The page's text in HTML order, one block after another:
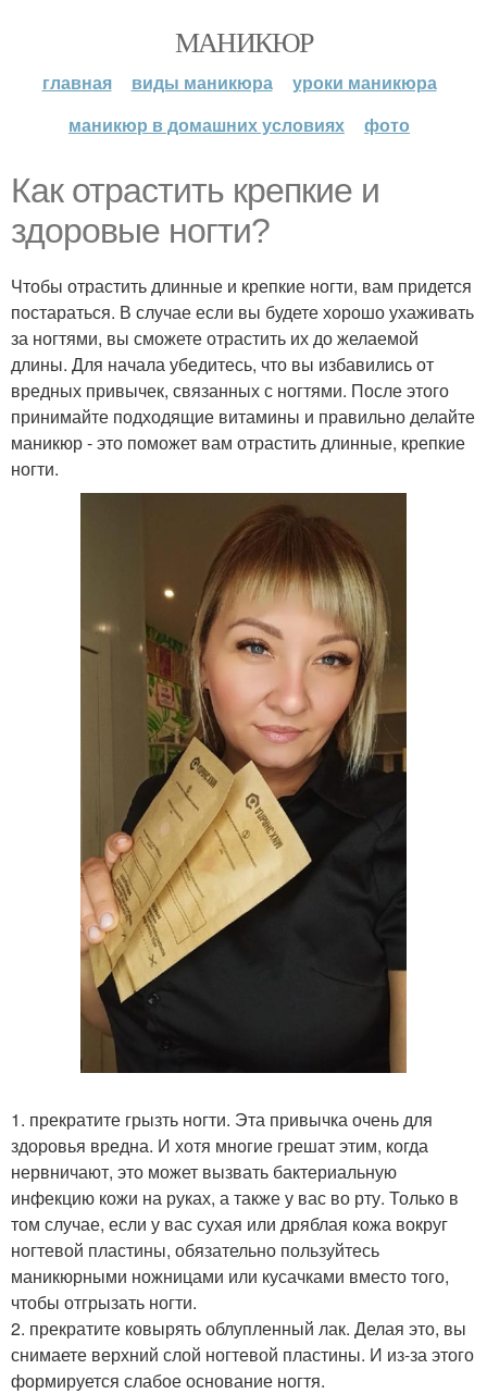
МАНИКЮР
главная виды маникюра
уроки маникюра
маникюр в домашних условиях
фото
Как отрастить крепкие и
здоровые ногти?
Чтобы отрастить длинные и крепкие ногти, вам придется
постараться. В случае если вы будете хорошо ухаживать
за ногтями, вы сможете отрастить их до желаемой
длины. Для начала убедитесь, что вы избавились от
вредных привычек, связанных с ногтями. После этого
принимайте подходящие витамины и правильно делайте
маникюр - это поможет вам отрастить длинные, крепкие
ногти.
1. прекратите грызть ногти. Эта привычка очень для
здоровья вредна. И хотя многие грешат этим, когда
нервничают, это может вызвать бактериальную
инфекцию кожи на руках, а также у вас во рту. Только в
том случае, если у вас сухая или дряблая кожа вокруг
ногтевой пластины, обязательно пользуйтесь
маникюрными ножницами или кусачками вместо того,
чтобы отгрызать ногти.
2. прекратите ковырять облупленный лак. Делая это, вы
снимаете верхний слой ногтевой пластины. И из-за этого
формируется слабое основание ногтя.